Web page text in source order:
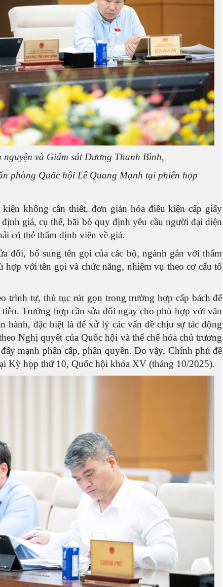
và Giám sát Dương Thanh Bình,
phòng Quốc hội Lê Quang Mạnh tại phiên họp
không cần thiết, đơn giản hóa điều kiện cấp giấy
giá, cụ thể, bãi bỏ quy định yêu cầu người đại diện
có thẻ thẩm định viên về giá.
đổi, bổ sung tên gọi của các bộ, ngành gắn với thẩm
hợp với tên gọi và chức năng, nhiệm vụ theo cơ cấu tổ
trình tự, thủ tục rút gọn trong trường hợp cấp bách để
Trường hợp cần sửa đổi ngay cho phù hợp với văn
hành, đặc biệt là để xử lý các vấn đề chịu sự tác động
Nghị quyết của Quốc hội và thể chế hóa chủ trương
mạnh phân cấp, phân quyền. Do vậy, Chính phủ đề
Kỳ họp thứ 10, Quốc hội khóa XV (tháng 10/2025).